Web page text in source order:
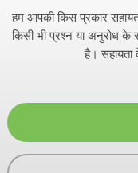
हम आपकी किस प्रकार
किसी भी प्रश्न या अनुरोध के
है।